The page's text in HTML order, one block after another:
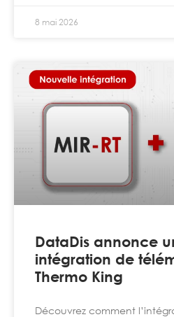
8 mai 2026
DataDis annonce
intégration de
Thermo King
Découvrez comment